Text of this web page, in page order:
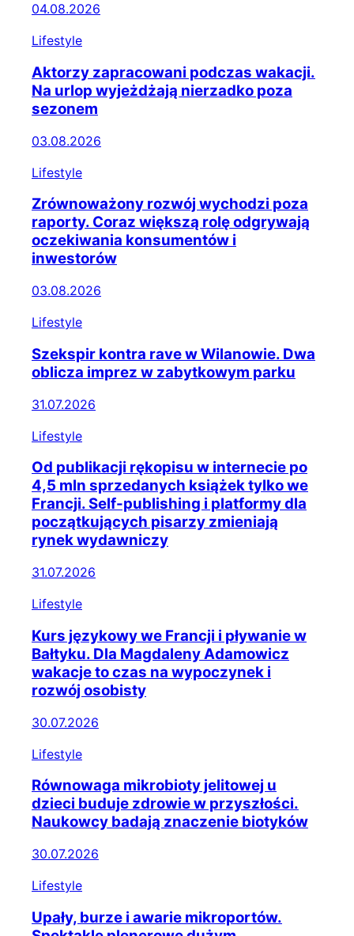
04.08.2026
Lifestyle
Aktorzy zapracowani podczas wakacji.
Na urlop wyjeżdżają nierzadko poza
sezonem
03.08.2026
Lifestyle
Zrównoważony rozwój wychodzi poza
raporty. Coraz większą rolę odgrywają
oczekiwania konsumentów i
inwestorów
03.08.2026
Lifestyle
Szekspir kontra rave w Wilanowie. Dwa
oblicza imprez w zabytkowym parku
31.07.2026
Lifestyle
Od publikacji rękopisu w internecie po
4,5 mln sprzedanych książek tylko we
Francji. Self-publishing i platformy dla
początkujących pisarzy zmieniają
rynek wydawniczy
31.07.2026
Lifestyle
Kurs językowy we Francji i pływanie w
Bałtyku. Dla Magdaleny Adamowicz
wakacje to czas na wypoczynek i
rozwój osobisty
30.07.2026
Lifestyle
Równowaga mikrobioty jelitowej u
dzieci buduje zdrowie w przyszłości.
Naukowcy badają znaczenie biotyków
30.07.2026
Lifestyle
Upały, burze i awarie mikroportów.